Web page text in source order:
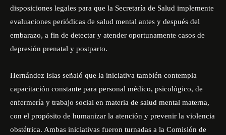
disposiciones legales para que la Secretaría de Salud implemente
evaluaciones periódicas de salud mental antes y después del
embarazo, a fin de detectar y atender oportunamente casos de
depresión prenatal y postparto.
Hernández Islas señaló que la iniciativa también contempla
capacitación constante para personal médico, psicológico, de
enfermería y trabajo social en materia de salud mental materna,
con el propósito de humanizar la atención y prevenir la violencia
obstétrica. Ambas iniciativas fueron turnadas a la Comisión de